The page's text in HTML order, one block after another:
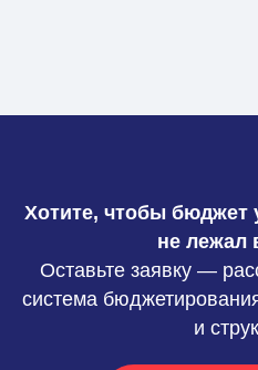
Хотите, чтобы бюджет
не лежал
Оставьте заявку —
система
и